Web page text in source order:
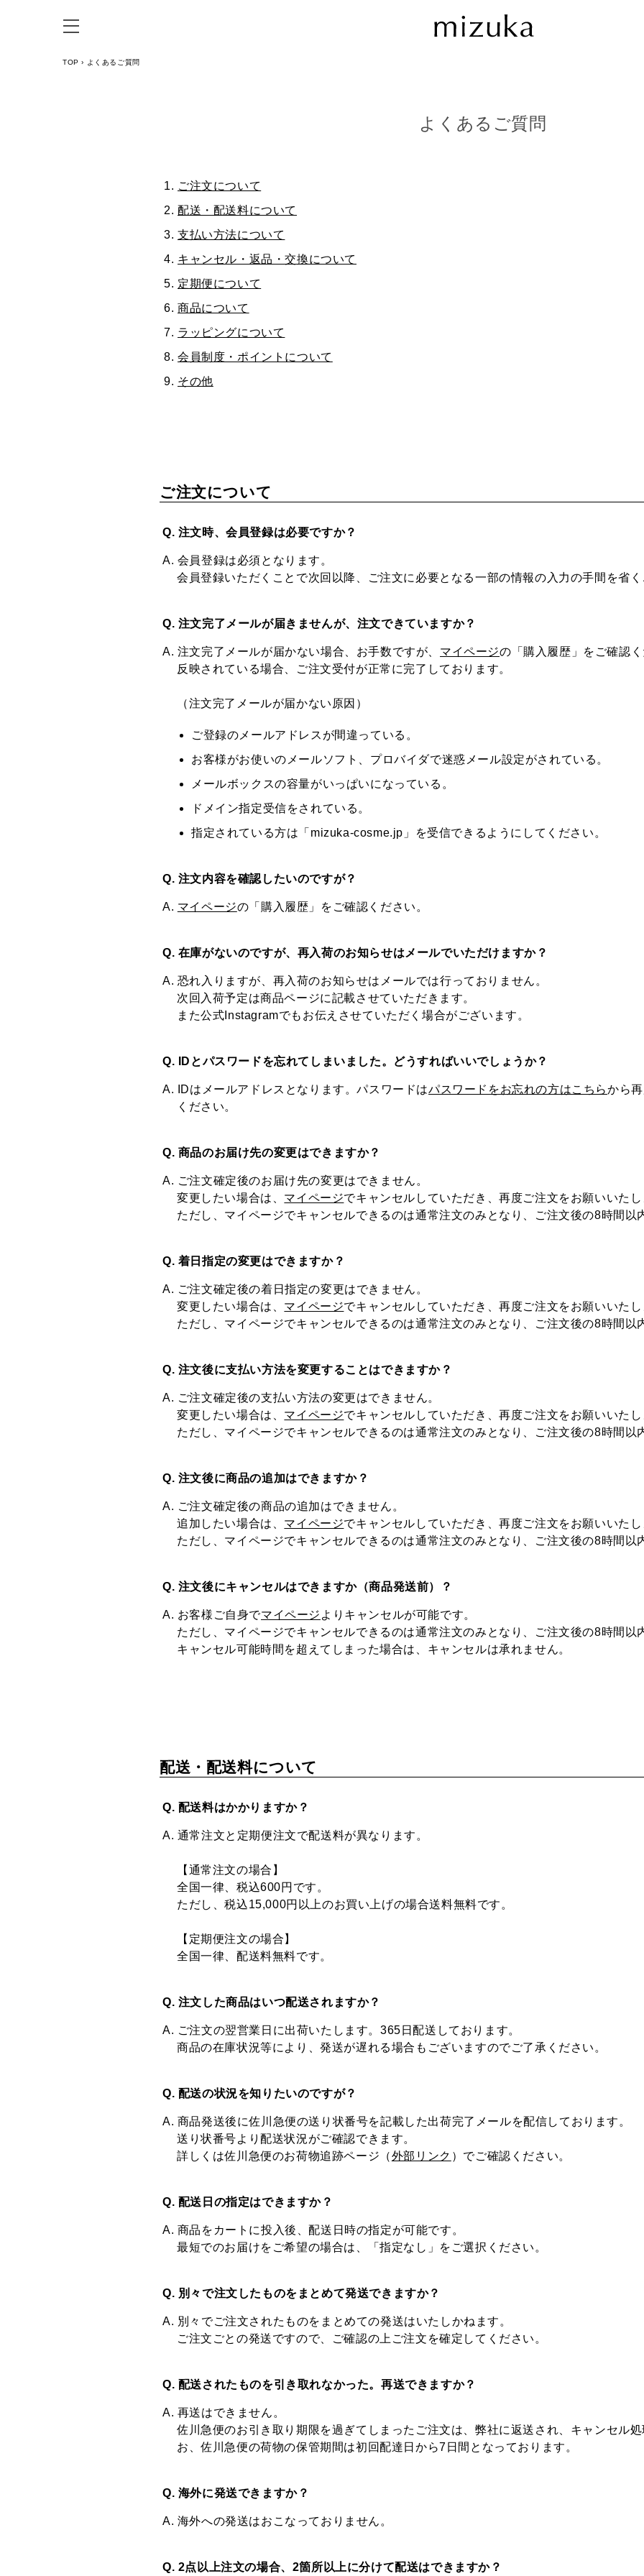
TOP › よくあるご質問
よくあるご質問
ご注文について
配送・配送料について
支払い方法について
キャンセル・返品・交換について
定期便について
商品について
ラッピングについて
会員制度・ポイントについて
その他
ご注文について
Q. 注文時、会員登録は必要ですか？
A. 会員登録は必須となります。
会員登録いただくことで次回以降、ご注文に必要となる一部の情報の入力の手間を省く
Q. 注文完了メールが届きませんが、注文できていますか？
A. 注文完了メールが届かない場合、お手数ですが、 マイページの「購入履歴」をご確認
反映されている場合、ご注文受付が正常に完了しております。
（注文完了メールが届かない原因）
ご登録のメールアドレスが間違っている。
お客様がお使いのメールソフト、プロバイダで迷惑メール設定がされている。
メールボックスの容量がいっぱいになっている。
ドメイン指定受信をされている。
指定されている方は「mizuka-cosme.jp」を受信できるようにしてください。
Q. 注文内容を確認したいのですが？
A. マイページの「購入履歴」をご確認ください。
Q. 在庫がないのですが、再入荷のお知らせはメールでいただけますか？
A. 恐れ入りますが、再入荷のお知らせはメールでは行っておりません。
次回入荷予定は商品ページに記載させていただきます。
また公式Instagramでもお伝えさせていただく場合がございます。
Q. IDとパスワードを忘れてしまいました。どうすればいいでしょうか？
A. IDはメールアドレスとなります。パスワードはパスワードをお忘れの方はこちらから
ください。
Q. 商品のお届け先の変更はできますか？
A. ご注文確定後のお届け先の変更はできません。
変更したい場合は、 マイページでキャンセルしていただき、再度ご注文をお願いいたし
ただし、マイページでキャンセルできるのは通常注文のみとなり、ご注文後の8時間以
Q. 着日指定の変更はできますか？
A. ご注文確定後の着日指定の変更はできません。
変更したい場合は、 マイページでキャンセルしていただき、再度ご注文をお願いいたし
ただし、マイページでキャンセルできるのは通常注文のみとなり、ご注文後の8時間以
Q. 注文後に支払い方法を変更することはできますか？
A. ご注文確定後の支払い方法の変更はできません。
変更したい場合は、 マイページでキャンセルしていただき、再度ご注文をお願いいたし
ただし、マイページでキャンセルできるのは通常注文のみとなり、ご注文後の8時間以
Q. 注文後に商品の追加はできますか？
A. ご注文確定後の商品の追加はできません。
追加したい場合は、 マイページでキャンセルしていただき、再度ご注文をお願いいたし
ただし、マイページでキャンセルできるのは通常注文のみとなり、ご注文後の8時間以
Q. 注文後にキャンセルはできますか（商品発送前）？
A. お客様ご自身でマイページ よりキャンセルが可能です。
ただし、マイページでキャンセルできるのは通常注文のみとなり、ご注文後の8時間以
キャンセル可能時間を超えてしまった場合は、キャンセルは承れません。
配送・配送料について
Q. 配送料はかかりますか？
A. 通常注文と定期便注文で配送料が異なります。
【通常注文の場合】
全国一律、税込600円です。
ただし、税込15,000円以上のお買い上げの場合送料無料です。
【定期便注文の場合】
全国一律、配送料無料です。
Q. 注文した商品はいつ配送されますか？
A. ご注文の翌営業日に出荷いたします。365日配送しております。
商品の在庫状況等により、発送が遅れる場合もございますのでご了承ください。
Q. 配送の状況を知りたいのですが？
A. 商品発送後に佐川急便の送り状番号を記載した出荷完了メールを配信しております。
送り状番号より配送状況がご確認できます。
詳しくは佐川急便のお荷物追跡ページ（外部リンク ）でご確認ください。
Q. 配送日の指定はできますか？
A. 商品をカートに投入後、配送日時の指定が可能です。
最短でのお届けをご希望の場合は、「指定なし」をご選択ください。
Q. 別々で注文したものをまとめて発送できますか？
A. 別々でご注文されたものをまとめての発送はいたしかねます。
ご注文ごとの発送ですので、ご確認の上ご注文を確定してください。
Q. 配送されたものを引き取れなかった。再送できますか？
A. 再送はできません。
佐川急便のお引き取り期限を過ぎてしまったご注文は、弊社に返送され、キャンセル
お、佐川急便の荷物の保管期間は初回配達日から7日間となっております。
Q. 海外に発送できますか？
A. 海外への発送はおこなっておりません。
Q. 2点以上注文の場合、2箇所以上に分けて配送はできますか？